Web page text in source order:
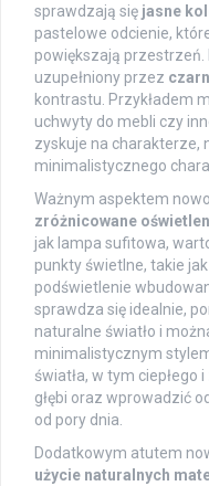
sprawdzają się jasne
pastelowe odcienie,
powiększają
uzupełniony przez
kontrastu. Przykładem
uchwyty do mebli czy
zyskuje na charakterze,
minimalistycznego
Ważnym aspektem
zróżnicowane
jak lampa sufitowa,
punkty świetlne, takie jak
podświetlenie
sprawdza się idealnie,
naturalne światło i
minimalistycznym
światła, w tym
głębi oraz wprowadzić
od pory dnia.
Dodatkowym atutem
użycie naturalnych